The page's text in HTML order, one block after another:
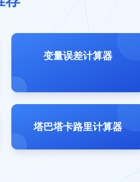
变量误差计算器
塔巴塔卡路里计算器